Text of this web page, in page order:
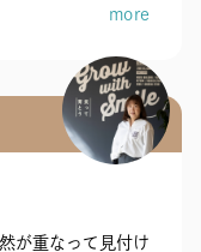
more
が重なって見付け